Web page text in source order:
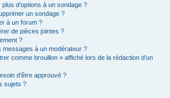
d’options à un sondage ?
un sondage ?
à un forum ?
de pièces jointes ?
?
messages à un modérateur ?
comme brouillon » affiché lors de la rédaction d’un
d’être approuvé ?
sujets ?